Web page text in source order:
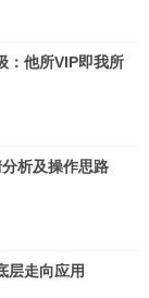
：他所VIP即我所
析及操作思路
层走向应用